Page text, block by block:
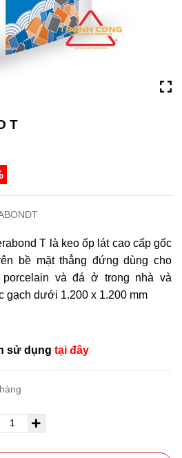
T
T là keo ốp lát cao cấp gốc
bề mặt thẳng đứng dùng cho
porcelain và đá ở trong nhà và
gạch dưới 1.200 x 1.200 mm
sử dụng tại đây